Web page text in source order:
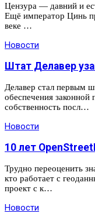
Цензура — давний и
Ещё император Цинь
веке …
Новости
Штат Делавер
Делавер стал первым
обеспечения
собственность посл…
Новости
10 лет
Трудно переоценить
кто работает с
проект с к…
Новости